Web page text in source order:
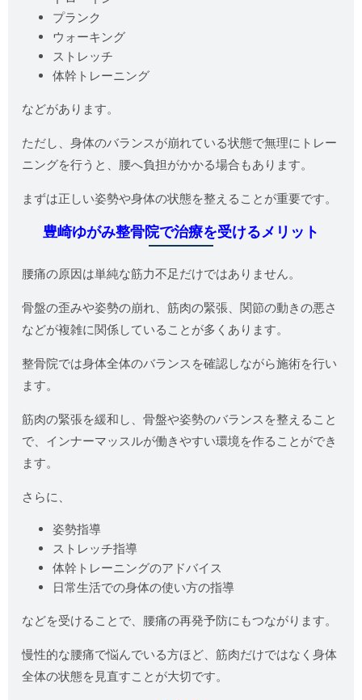
プランク
ウォーキング
ストレッチ
体幹トレーニング
などがあります。
ただし、身体のバランスが崩れている状態で無理にトレー
ニングを行うと、腰へ負担がかかる場合もあります。
まずは正しい姿勢や身体の状態を整えることが重要です。
豊崎ゆがみ整骨院で治療を受けるメリット
腰痛の原因は単純な筋力不足だけではありません。
骨盤の歪みや姿勢の崩れ、筋肉の緊張、関節の動きの悪さ
などが複雑に関係していることが多くあります。
整骨院では身体全体のバランスを確認しながら施術を行い
ます。
筋肉の緊張を緩和し、骨盤や姿勢のバランスを整えること
で、インナーマッスルが働きやすい環境を作ることができ
ます。
さらに、
姿勢指導
ストレッチ指導
体幹トレーニングのアドバイス
日常生活での身体の使い方の指導
などを受けることで、腰痛の再発予防にもつながります。
慢性的な腰痛で悩んでいる方ほど、筋肉だけではなく身体
全体の状態を見直すことが大切です。